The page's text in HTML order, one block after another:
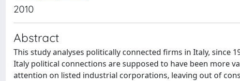
2010
Abstract
This study analyses politically connected firms in Italy, since
Italy political connections are supposed to have been more
attention on listed industrial corporations, leaving out of